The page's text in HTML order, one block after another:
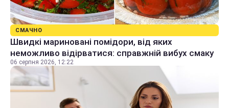
СМАЧНО
Швидкі мариновані помідори, від яких
неможливо відірватися: справжній вибух смаку
06 серпня 2026, 12:22